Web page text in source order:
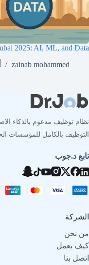
2025: AI, ML, and Data
zainab mohammed
نظام توظيف مدعوم بالذكاء
التوظيف بالكامل للمؤسسات
تابع د.جوب
الشركة
من نحن
كيف يعمل
اتصل بنا